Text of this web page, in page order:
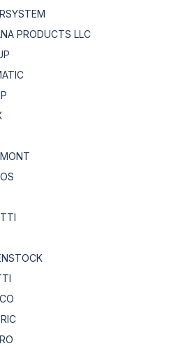
PRODUCTS LLC